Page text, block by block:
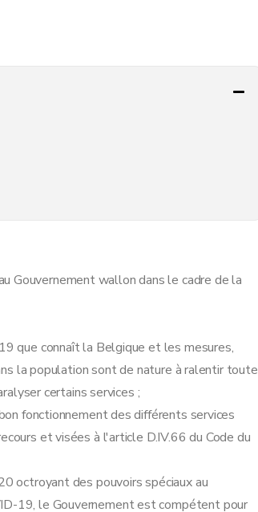
Gouvernement wallon dans le cadre de la
que connaît la Belgique et les mesures,
la population sont de nature à ralentir toute
certains services ;
fonctionnement des différents services
et visées à l'article D.IV.66 du Code du
octroyant des pouvoirs spéciaux au
19, le Gouvernement est compétent pour